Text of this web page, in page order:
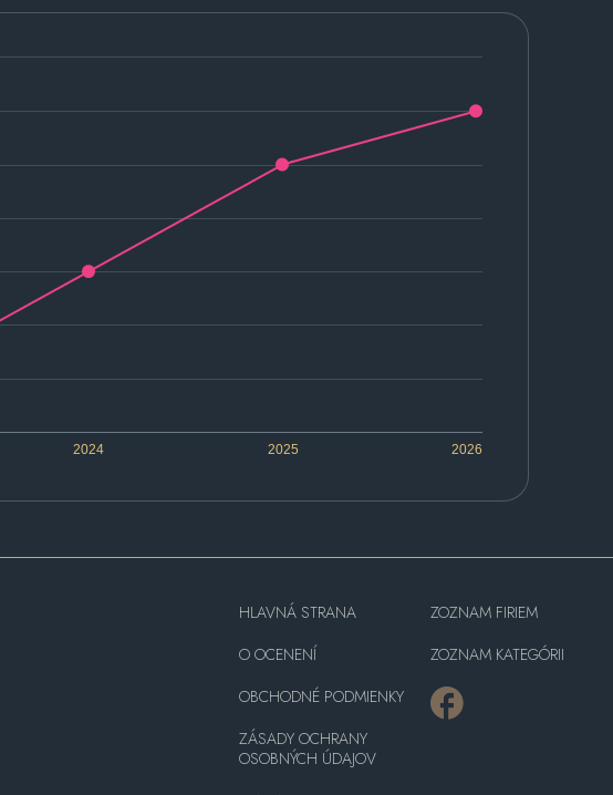
2024 2025 2026
HLAVNÁ STRANA
O OCENENÍ
OBCHODNÉ PODMIENKY
ZÁSADY OCHRANY
OSOBNÝCH ÚDAJOV
ZOZNAM FIRIEM
ZOZNAM KATEGÓRII